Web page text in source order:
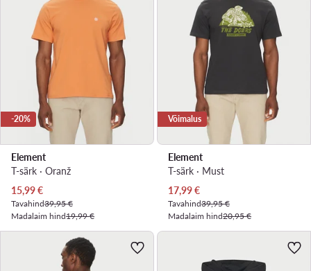
-20%
Element
T-särk · Oranž
Praegune hind
15,99€
Tavahind39,95 €
Madalaim hind19,99 €
Võimalus
Element
T-särk · Must
Praegune hind
17,99€
Tavahind39,95 €
Madalaim hind20,95 €